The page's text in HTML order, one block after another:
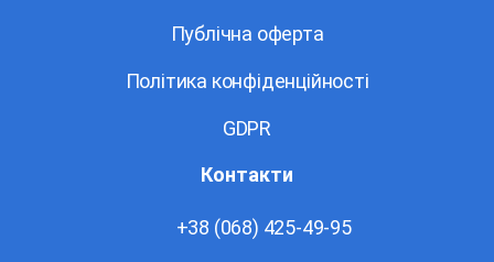
Публічна оферта
Політика конфіденційності
GDPR
Контакти
+38 (068) 425-49-95